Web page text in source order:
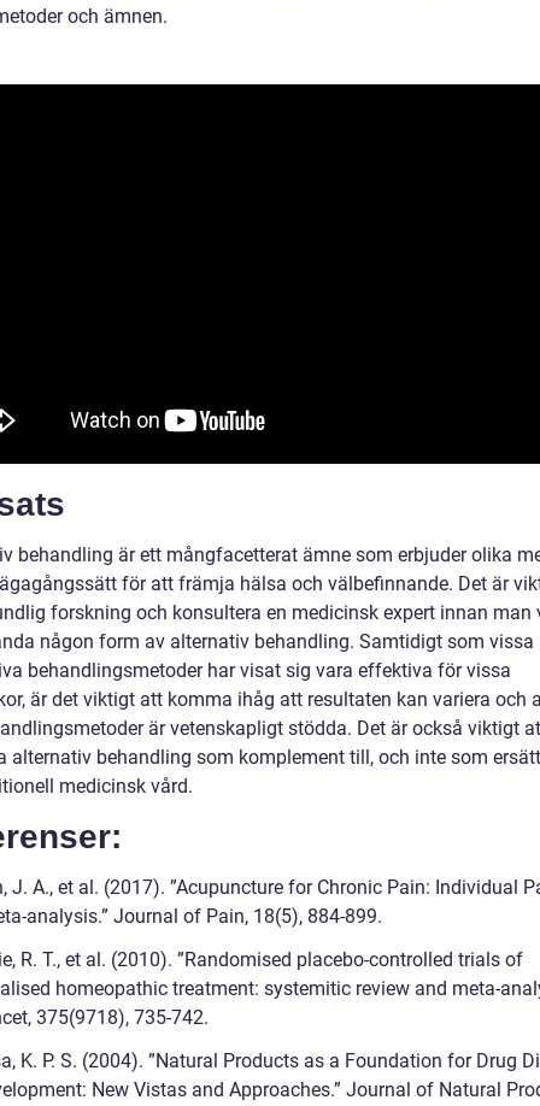
och ämnen.
behandling är ett mångfacetterat ämne som erbjuder olika
för att främja hälsa och välbefinnande. Det är
forskning och konsultera en medicinsk expert innan man
någon form av alternativ behandling. Samtidigt som vissa
behandlingsmetoder har visat sig vara effektiva för vissa
är det viktigt att komma ihåg att resultaten kan variera och
är vetenskapligt stödda. Det är också viktigt
alternativ behandling som komplement till, och inte som
medicinsk vård.
J. A., et al. (2017). ”Acupuncture for Chronic Pain: Individual
analysis.” Journal of Pain, 18(5), 884-899.
R. T., et al. (2010). ”Randomised placebo-controlled trials of
homeopathic treatment: systemitic review and meta-
375(9718), 735-742.
K. P. S. (2004). ”Natural Products as a Foundation for Drug
New Vistas and Approaches.” Journal of Natural